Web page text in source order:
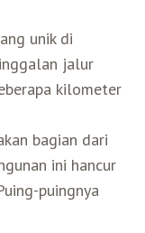
unik di
jalur
kilometer
bagian dari
ini hancur
puingnya